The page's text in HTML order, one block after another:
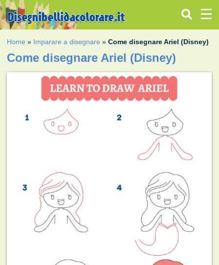
Home » Imparare a disegnare »Come disegnare Ariel (Disney)
Come disegnare Ariel (Disney)